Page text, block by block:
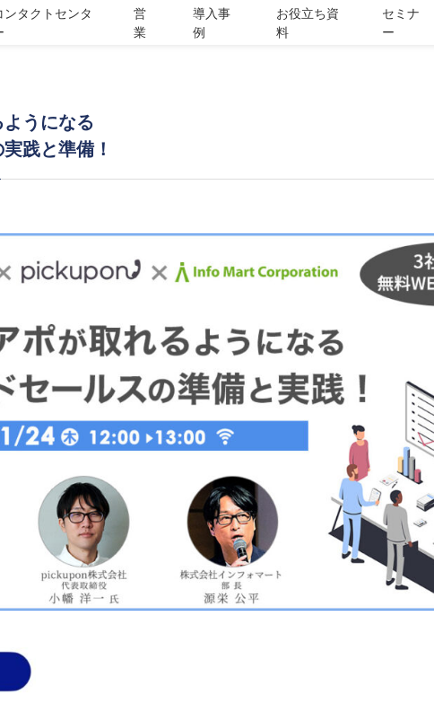
ンタクトセンタ
営
業
導入事
例
お役立ち資
料
セミナ
ー
うになる
践と準備！